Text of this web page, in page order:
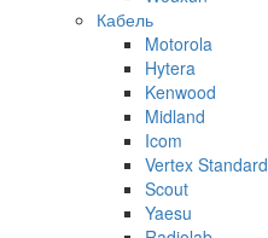
Кабель
Motorola
Hytera
Kenwood
Midland
Icom
Vertex Standard
Scout
Yaesu